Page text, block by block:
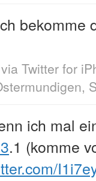
bekomme
via Twitter for
ich mal
.1 (komme